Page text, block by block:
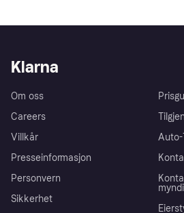
Klarna
Om oss
Careers
Villkår
Presseinformasjon
Personvern
Sikkerhet
Auto-